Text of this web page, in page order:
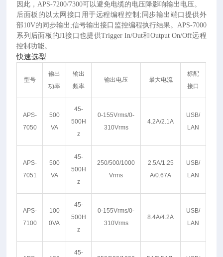
因此，APS-7200/7300可以避免电缆的电压降影响输出电压。
后面板的以太网接口用于远程编程控制 ;同步输出端口提供外
部10V的同步输出;信号输出接口监控编程执行结果。APS-7000
系列后面板的J1接口也提供Trigger In/Out和Output On/Off远程
控制功能。
快速选型
型号
输出
功率
输出
频率
输出电压 最大电流
标配
接口
APS-
7050
500
VA
45-
500H
z
0-155Vrms/0-
310Vrms
4.2A/2.1A
USB/
LAN
APS-
7051
500
VA
45-
500H
z
250/500/1000
Vrms
2.5A/1.25
A/0.67A
USB/
LAN
APS-
7100
100
0VA
45-
500H
z
0-155Vrms/0-
310Vrms
8.4A/4.2A
USB/
LAN
45-